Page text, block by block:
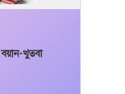
বয়ান-খুতবা